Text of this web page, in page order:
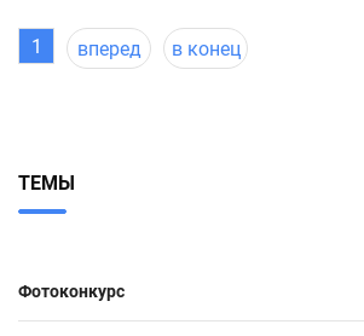
1 вперед в конец
ТЕМЫ
Фотоконкурс